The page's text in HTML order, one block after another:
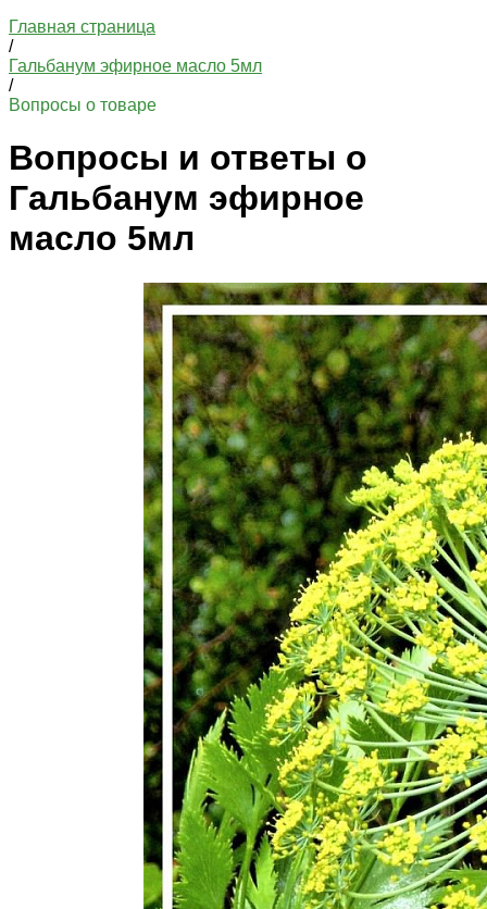
Главная страница
/
Гальбанум эфирное масло 5мл
/
Вопросы о товаре
Вопросы и ответы о
Гальбанум эфирное
масло 5мл